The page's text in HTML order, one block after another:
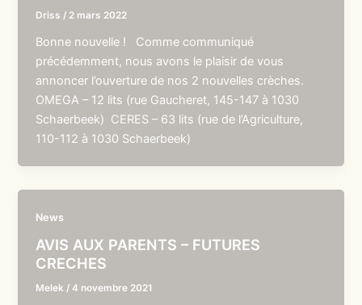
Driss / 2 mars 2022
Bonne nouvelle ! Comme communiqué
précédemment, nous avons le plaisir de vous
annoncer l’ouverture de nos 2 nouvelles crèches.
OMEGA – 12 lits (rue Gaucheret, 145-147 à 1030
Schaerbeek) CERES – 63 lits (rue de l’Agriculture,
110-112 à 1030 Schaerbeek)
News
AVIS AUX PARENTS – FUTURES
CRECHES
Melek /4 novembre 2021